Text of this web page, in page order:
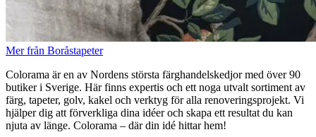
Mer från Boråstapeter
Colorama är en av Nordens största färghandelskedjor med över 90
butiker i Sverige. Här finns expertis och ett noga utvalt sortiment av
färg, tapeter, golv, kakel och verktyg för alla renoveringsprojekt. Vi
hjälper dig att förverkliga dina idéer och skapa ett resultat du kan
njuta av länge. Colorama – där din idé hittar hem!